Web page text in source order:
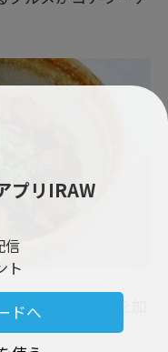
プリIRAW
信
ト
ドへ
元ますやみそを加